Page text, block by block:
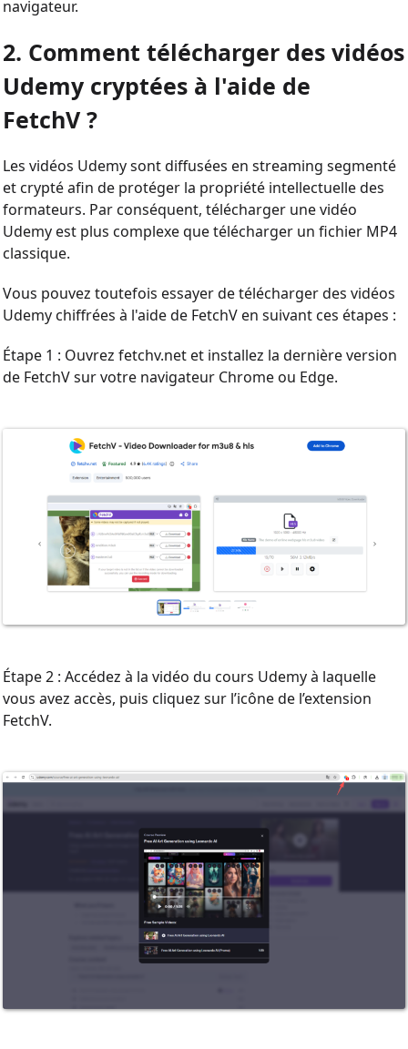
navigateur.
2. Comment télécharger des vidéos
Udemy cryptées à l'aide de
FetchV ?
Les vidéos Udemy sont diffusées en streaming segmenté
et crypté afin de protéger la propriété intellectuelle des
formateurs. Par conséquent, télécharger une vidéo
Udemy est plus complexe que télécharger un fichier MP4
classique.
Vous pouvez toutefois essayer de télécharger des vidéos
Udemy chiffrées à l'aide de FetchV en suivant ces étapes :
Étape 1 : Ouvrez fetchv.net et installez la dernière version
de FetchV sur votre navigateur Chrome ou Edge.
Étape 2 : Accédez à la vidéo du cours Udemy à laquelle
vous avez accès, puis cliquez sur l’icône de l’extension
FetchV.